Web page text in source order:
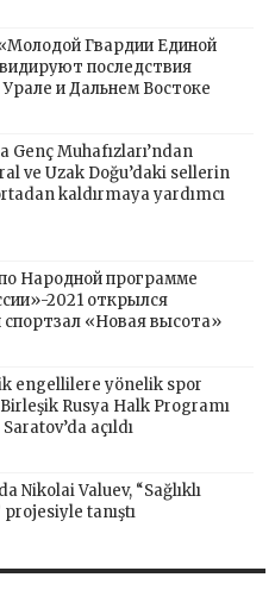
Гвардии Единой
последствия
и Дальнем Востоке
Genç Muhafızları’ndan
ve Uzak Doğu’daki sellerin
kaldırmaya yardımcı
Народной программе
2021 открылся
«Новая высота»
engellilere yönelik spor
Rusya Halk Programı
açıldı
Nikolai Valuev, “Sağlıklı
tanıştı